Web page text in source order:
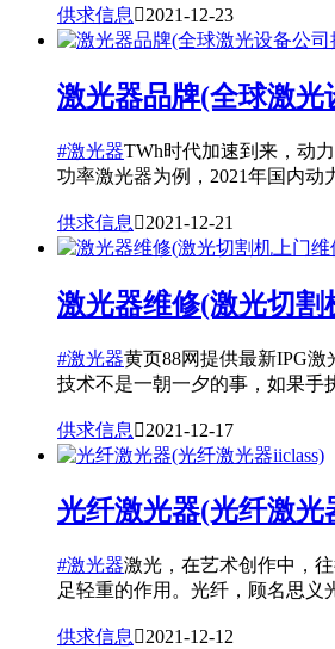
供求信息 2021-12-23
激光器品牌(全球激光
#激光器TWh时代加速到来，动
功率激光器为例，2021年国内动
供求信息 2021-12-21
激光器维修(激光切割
#激光器黄页88网提供最新IPG
技术不是一朝一夕的事，如果手
供求信息 2021-12-17
光纤激光器(光纤激光
#激光器激光，在艺术创作中，
足轻重的作用。光纤，顾名思义
供求信息 2021-12-12